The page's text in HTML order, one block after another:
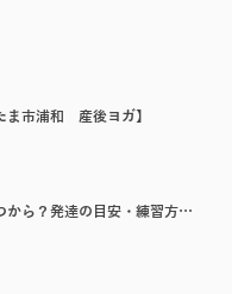
ま市浦和 産後ヨガ】
から？発達の目安・練習方…